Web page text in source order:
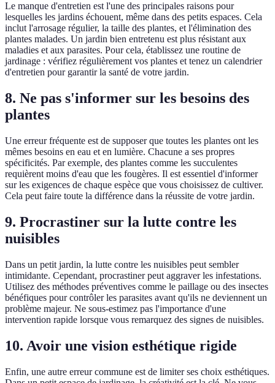
Le manque d'entretien est l'une des principales raisons pour
lesquelles les jardins échouent, même dans des petits espaces. Cela
inclut l'arrosage régulier, la taille des plantes, et l'élimination des
plantes malades. Un jardin bien entretenu est plus résistant aux
maladies et aux parasites. Pour cela, établissez une routine de
jardinage : vérifiez régulièrement vos plantes et tenez un calendrier
d'entretien pour garantir la santé de votre jardin.
8. Ne pas s'informer sur les besoins des
plantes
Une erreur fréquente est de supposer que toutes les plantes ont les
mêmes besoins en eau et en lumière. Chacune a ses propres
spécificités. Par exemple, des plantes comme les succulentes
requièrent moins d'eau que les fougères. Il est essentiel d'informer
sur les exigences de chaque espèce que vous choisissez de cultiver.
Cela peut faire toute la différence dans la réussite de votre jardin.
9. Procrastiner sur la lutte contre les
nuisibles
Dans un petit jardin, la lutte contre les nuisibles peut sembler
intimidante. Cependant, procrastiner peut aggraver les infestations.
Utilisez des méthodes préventives comme le paillage ou des insectes
bénéfiques pour contrôler les parasites avant qu'ils ne deviennent un
problème majeur. Ne sous-estimez pas l'importance d'une
intervention rapide lorsque vous remarquez des signes de nuisibles.
10. Avoir une vision esthétique rigide
Enfin, une autre erreur commune est de limiter ses choix esthétiques.